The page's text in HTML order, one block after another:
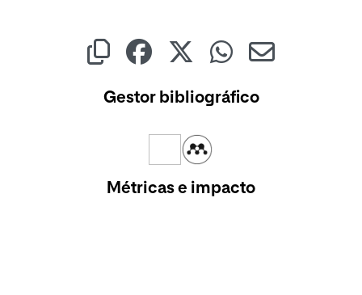
Gestor bibliográfico
Métricas e impacto